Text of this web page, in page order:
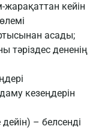
кейін
асады;
дененің
кезеңдерін
– белсенді